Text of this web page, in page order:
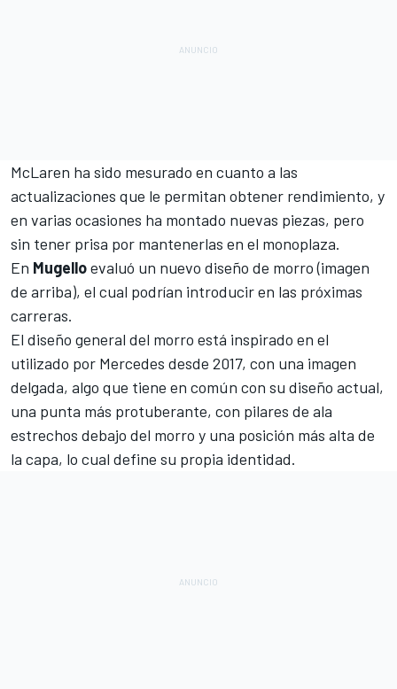
McLaren ha sido mesurado en cuanto a las
actualizaciones que le permitan obtener rendimiento, y
en varias ocasiones ha montado nuevas piezas, pero
sin tener prisa por mantenerlas en el monoplaza.
En Mugelloevaluó un nuevo diseño de morro (imagen
de arriba), el cual podrían introducir en las próximas
carreras.
El diseño general del morro está inspirado en el
utilizado por Mercedes desde 2017, con una imagen
delgada, algo que tiene en común con su diseño actual,
una punta más protuberante, con pilares de ala
estrechos debajo del morro y una posición más alta de
la capa, lo cual define su propia identidad.